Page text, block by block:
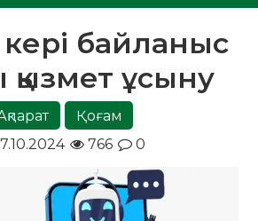
байланыс
қызмет ұсыну
Қоғам
766 0